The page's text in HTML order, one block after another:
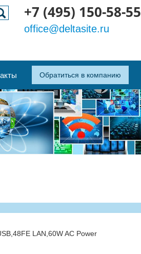
+7 (495) 150-58-55
office@deltasite.ru
Обратиться в компанию
LAN,60W AC Power